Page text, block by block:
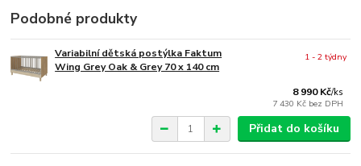
Podobné produkty
Variabilní dětská postýlka Faktum
Wing Grey Oak & Grey 70 x 140 cm
8 990 Kč/ks
7 430 Kč bez DPH
1 - 2 týdny
Přidat do košíku